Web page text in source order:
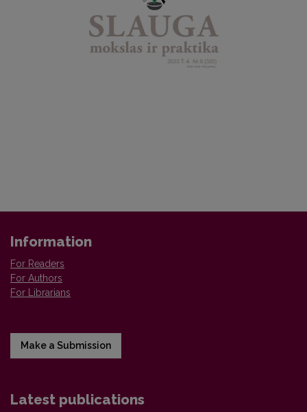
Information
For Readers
For Authors
For Librarians
Make a Submission
Latest publications